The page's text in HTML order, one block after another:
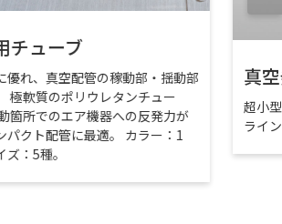
チューブ
優れ、真空配管の稼動部・揺動部
極軟質のポリウレタンチュー
箇所でのエア機器への反発力が
パクト配管に最適。 カラー：1
：5種。
真
超小
ライ